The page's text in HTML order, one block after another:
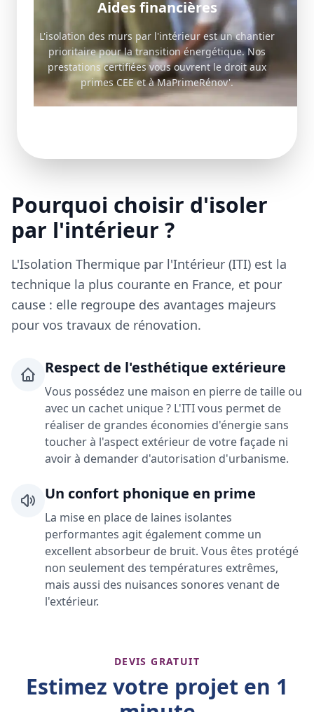
Pourquoi choisir d'isoler
par l'intérieur ?
L'Isolation Thermique par l'Intérieur (ITI) est la
technique la plus courante en France, et pour
cause : elle regroupe des avantages majeurs
pour vos travaux de rénovation.
Respect de l'esthétique extérieure
Vous possédez une maison en pierre de taille ou
avec un cachet unique ? L'ITI vous permet de
réaliser de grandes économies d'énergie sans
toucher à l'aspect extérieur de votre façade ni
avoir à demander d'autorisation d'urbanisme.
Un confort phonique en prime
La mise en place de laines isolantes
performantes agit également comme un
excellent absorbeur de bruit. Vous êtes protégé
non seulement des températures extrêmes,
mais aussi des nuisances sonores venant de
l'extérieur.
Aides financières
L'isolation des murs par l'intérieur est un chantier
prioritaire pour la transition énergétique. Nos
prestations certifiées vous ouvrent le droit aux
primes CEE et à MaPrimeRénov'.
DEVIS GRATUIT
Estimez votre projet en 1